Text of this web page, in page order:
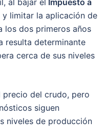
y limitar la aplicación de
los dos primeros años
resulta determinante
cerca de sus niveles
precio del crudo, pero
siguen
niveles de producción